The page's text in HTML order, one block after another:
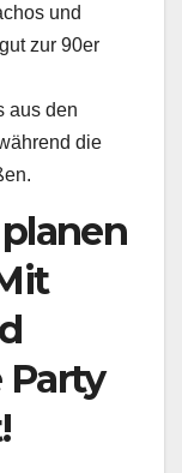
und
zur 90er
aus den
die
Party